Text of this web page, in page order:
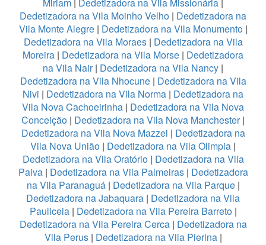
Dedetizadora na Vila Moinho Velho | Dedetizadora na
Vila Monte Alegre| Dedetizadora na Vila Monumento|
Dedetizadora na Vila Moraes| Dedetizadora na Vila
Moreira | Dedetizadora na Vila Morse | Dedetizadora
na Vila Nair| Dedetizadora na Vila Nancy |
Dedetizadora na Vila Nhocune| Dedetizadora na Vila
Nivi | Dedetizadora na Vila Norma | Dedetizadora na
Vila Nova Cachoeirinha | Dedetizadora na Vila Nova
Conceição | Dedetizadora na Vila Nova Manchester|
Dedetizadora na Vila Nova Mazzei | Dedetizadora na
Vila Nova União | Dedetizadora na Vila Olimpia |
Dedetizadora na Vila Oratório| Dedetizadora na Vila
Paiva| Dedetizadora na Vila Palmeiras| Dedetizadora
na Vila Paranaguá| Dedetizadora na Vila Parque|
Dedetizadora na Jabaquara | Dedetizadora na Vila
Pauliceia| Dedetizadora na Vila Pereira Barreto|
Dedetizadora na Vila Pereira Cerca| Dedetizadora na
Vila Perus| Dedetizadora na Vila Pierina|